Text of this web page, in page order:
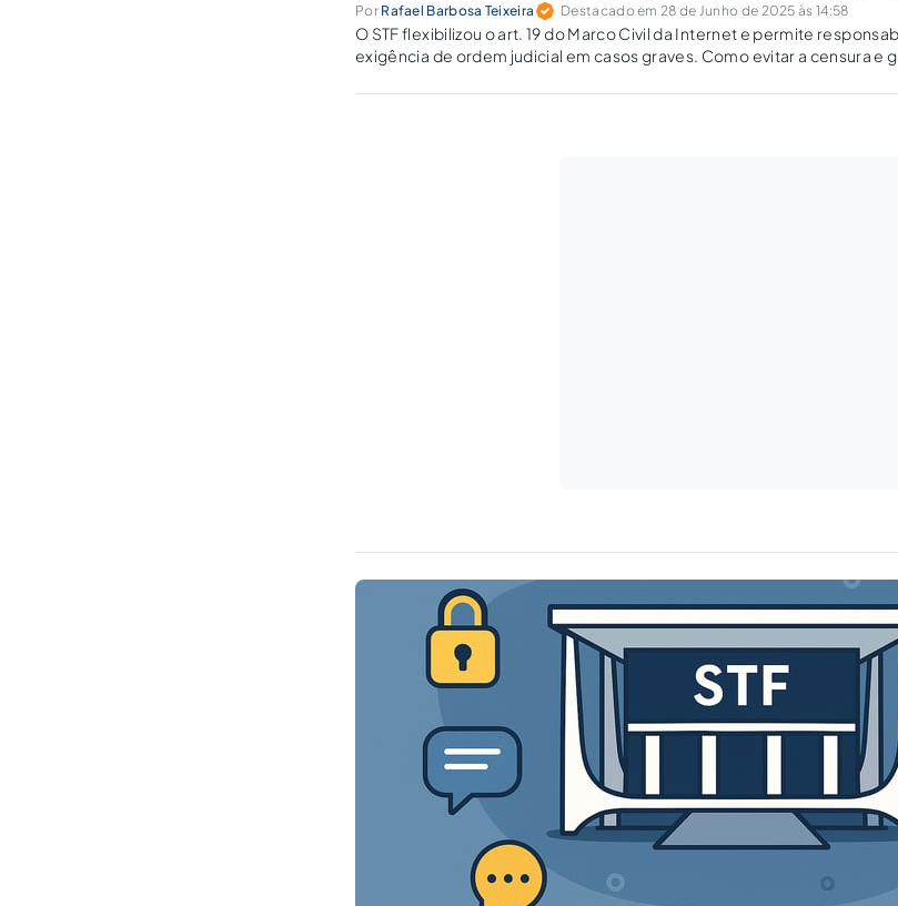
Por Rafael Barbosa Teixeira Destacado em 28 de Junho de 2025 às 14:58
O STF flexibilizou o art. 19 do Marco Civil da Internet e permite
exigência de ordem judicial em casos graves. Como evitar a censura e